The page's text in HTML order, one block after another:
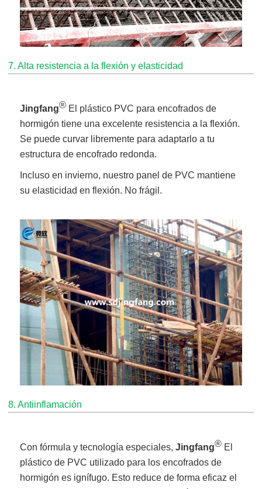
7. Alta resistencia a la flexión y elasticidad
Jingfang® El plástico PVC para encofrados de
hormigón tiene una excelente resistencia a la flexión.
Se puede curvar libremente para adaptarlo a tu
estructura de encofrado redonda.
Incluso en invierno, nuestro panel de PVC mantiene
su elasticidad en flexión. No frágil.
8. Antiinflamación
Con fórmula y tecnología especiales,Jingfang® El
plástico de PVC utilizado para los encofrados de
hormigón es ignífugo. Esto reduce de forma eficaz el